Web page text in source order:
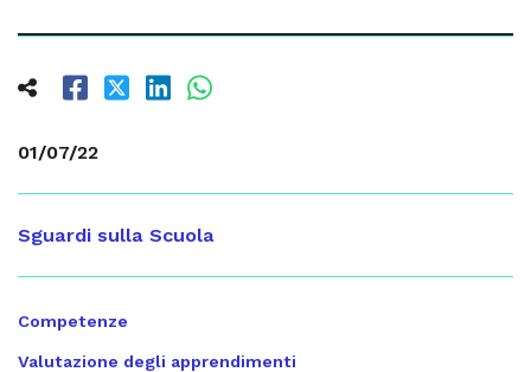
01/07/22
Sguardi sulla Scuola
Competenze
Valutazione degli apprendimenti